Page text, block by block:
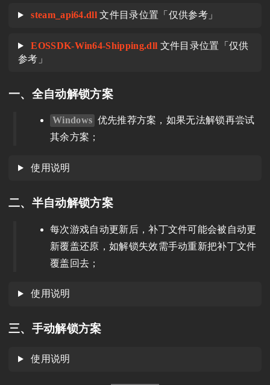
steam_api64.dll 文件目录位置「仅供参考」
EOSSDK-Win64-Shipping.dll 文件目录位置「仅供
参考」
一、全自动解锁方案
Windows 优先推荐方案，如果无法解锁再尝试
其余方案；
使用说明
二、半自动解锁方案
每次游戏自动更新后，补丁文件可能会被自动更
新覆盖还原，如解锁失效需手动重新把补丁文件
覆盖回去；
使用说明
三、手动解锁方案
使用说明